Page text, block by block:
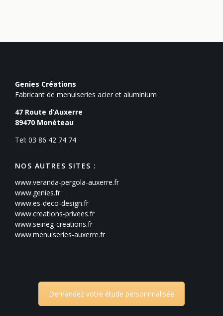
Genies Créations
Fabricant de menuiseries acier et aluminium
47 Route d’Auxerre
89470 Monéteau
Tel: 03 86 42 74 74
NOS AUTRES SITES :
www.veranda-pergola-auxerre.fr
www.genies.fr
www.es-deco-design.fr
www.creations-privees.fr
www.seineg-creations.fr
www.menuiseries-auxerre.fr
Demandez votre étude personnnalisée